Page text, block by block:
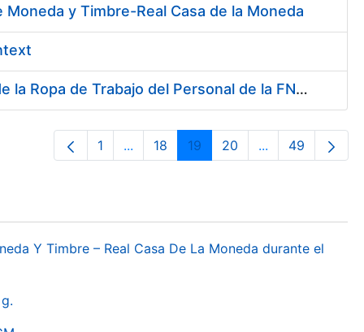
y Timbre-Real Casa de la Moneda
Servicio de Lavado, Limpieza, Descontaminación y Desinfección de la Ropa de Trabajo del Personal de la FNMT-RCM
Páxina
1 ...Páxinas intermedias Use pestaña
Páxina
18 Páxina
19 Páxina
20 ...PáxinasPáxina
49
Y Timbre – Real Casa De La Moneda durante el